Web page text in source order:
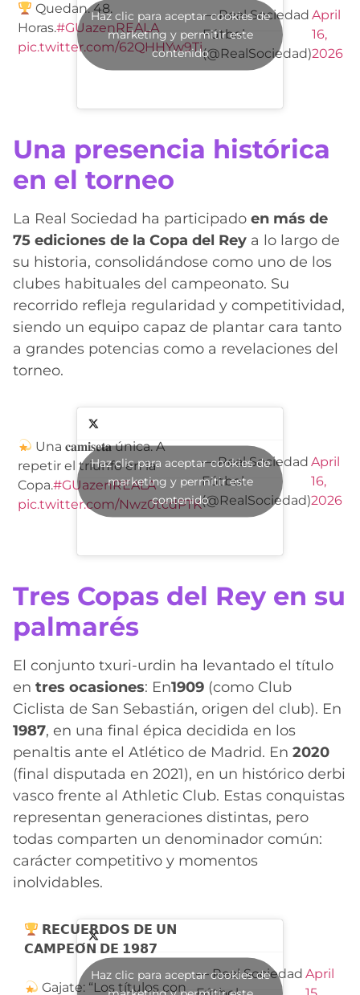
Quedan. 48.
Horas.#GUazenREALA
pic.twitter.com/62QHHYw9Ti
— Real Sociedad
Fútbol
(@RealSociedad)
April
16,
2026
Haz clic para aceptar cookies de
marketing y permitir este
contenido
Una presencia histórica
en el torneo
La Real Sociedad ha participado en más de
75 ediciones de la Copa del Rey a lo largo de
su historia, consolidándose como uno de los
clubes habituales del campeonato. Su
recorrido refleja regularidad y competitividad,
siendo un equipo capaz de plantar cara tanto
a grandes potencias como a revelaciones del
torneo.
Una 𝐜𝐚𝐦𝐢𝐬𝐞𝐭𝐚 única. A
repetir el triunfo en la
Copa.#GUazenREALA
pic.twitter.com/Nwz0tcdPTK
— Real Sociedad
Fútbol
(@RealSociedad)
April
16,
2026
Haz clic para aceptar cookies de
marketing y permitir este
contenido
Tres Copas del Rey en su
palmarés
El conjunto txuri-urdin ha levantado el título
en tres ocasiones: En1909 (como Club
Ciclista de San Sebastián, origen del club). En
1987, en una final épica decidida en los
penaltis ante el Atlético de Madrid. En 2020
(final disputada en 2021), en un histórico derbi
vasco frente al Athletic Club. Estas conquistas
representan generaciones distintas, pero
todas comparten un denominador común:
carácter competitivo y momentos
inolvidables.
𝗥𝗘𝗖𝗨𝗘𝗥𝗗𝗢𝗦 𝗗𝗘 𝗨𝗡
𝗖𝗔𝗠𝗣𝗘𝗢́𝗡 𝗗𝗘 𝟭𝟵𝟴𝟳
Gajate: “Los títulos con
— Real Sociedad April
Haz clic para aceptar cookies de